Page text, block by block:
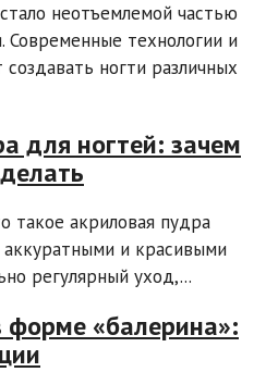
неотъемлемой частью
Современные технологии и
ногти различных
для ногтей: зачем
такое акриловая пудра
и красивыми
регулярный уход,...
форме «балерина»: